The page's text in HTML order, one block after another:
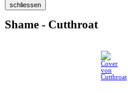
Shame - Cutthroat